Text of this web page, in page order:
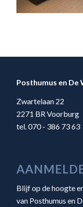
Posthumus en De
Zwartelaan 22
2271 BR Voorburg
tel. 070 - 386 73 63
Blijf op de hoogte
van Posthumus en